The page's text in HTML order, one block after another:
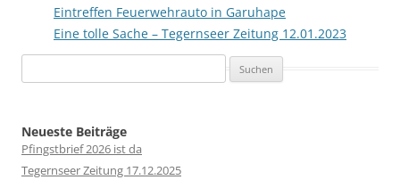
Eintreffen Feuerwehrauto in Garuhape
Eine tolle Sache – Tegernseer Zeitung 12.01.2023
nach:
Neueste Beiträge
Pfingstbrief 2026 ist da
Tegernseer Zeitung 17.12.2025